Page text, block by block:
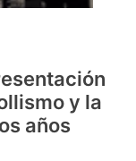
y la
años